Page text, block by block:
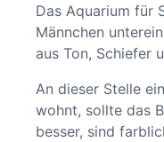
Das Aquarium für
Männchen
aus Ton, Schiefer
An dieser Stelle
wohnt, sollte das
besser, sind